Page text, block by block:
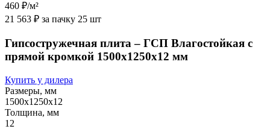
460 ₽/м²
21 563 ₽ за пачку 25 шт
Гипсостружечная плита – ГСП Влагостойкая с
прямой кромкой 1500х1250х12 мм
Купить у дилера
Размеры, мм
1500х1250х12
Толщина, мм
12